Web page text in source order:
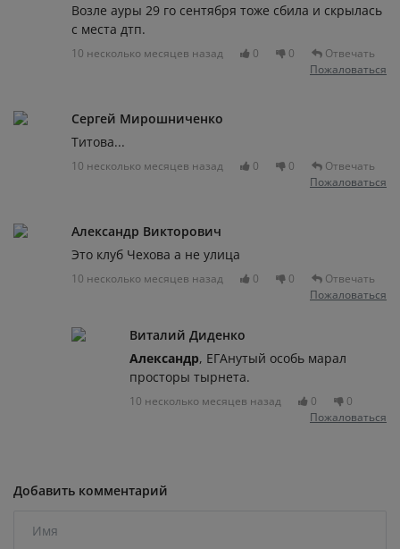
Возле ауры 29 го сентября тоже сбила и скрылась
с места дтп.
10 несколько месяцев назад 0 0
Отвечать
Пожаловаться
Сергей Мирошниченко
Титова...
10 несколько месяцев назад 0 0
Отвечать
Пожаловаться
Александр Викторович
Это клуб Чехова а не улица
10 несколько месяцев назад 0 0
Отвечать
Пожаловаться
Виталий Диденко
Александр, ЕГАнутый особь марал
просторы тырнета.
10 несколько месяцев назад 0
0
Пожаловаться
Добавить комментарий